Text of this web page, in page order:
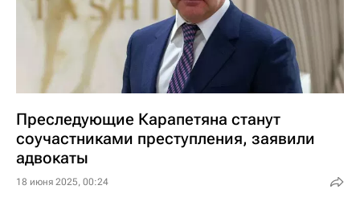
Преследующие Карапетяна станут
соучастниками преступления, заявили
адвокаты
18 июня 2025, 00:24